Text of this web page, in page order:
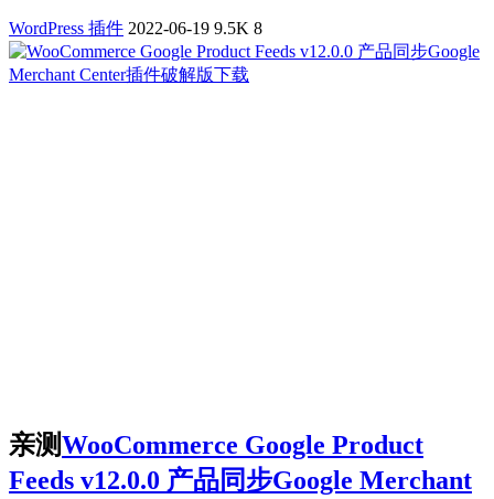
WordPress 插件 2022-06-19 9.5K 8
亲测WooCommerce Google Product
Feeds v12.0.0 产品同步Google Merchant